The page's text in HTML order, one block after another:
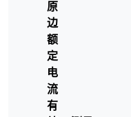
原
边
额
定
电
流
有